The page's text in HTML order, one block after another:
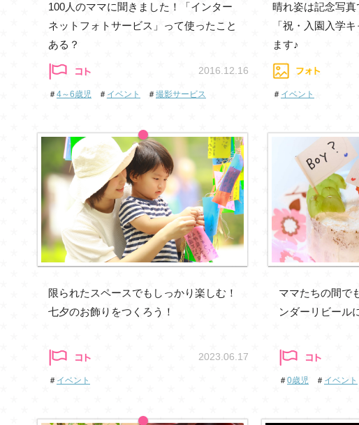
100人のママに聞きました！「インター
ネットフォトサービス」って使ったこと
ある？
2016.12.16
＃4～6歳児 ＃ イベント ＃撮影サービス
晴れ姿は記念写
「祝・入園入学
ます♪
＃ イベント
限られたスペースでもしっかり楽しむ！
七夕のお飾りをつくろう！
2023.06.17
＃ イベント
ママたちの間で
ンダーリビール
＃0歳児 ＃ イベント